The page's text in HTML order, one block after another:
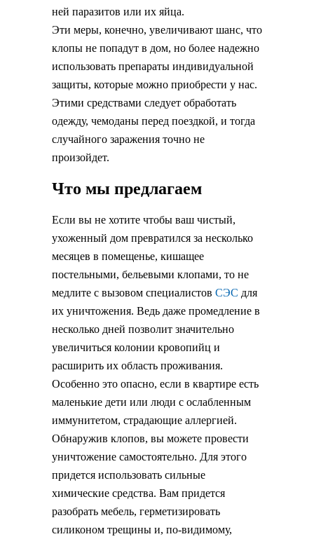
ней паразитов или их яйца.
Эти меры, конечно, увеличивают шанс, что
клопы не попадут в дом, но более надежно
использовать препараты индивидуальной
защиты, которые можно приобрести у нас.
Этими средствами следует обработать
одежду, чемоданы перед поездкой, и тогда
случайного заражения точно не
произойдет.
Что мы предлагаем
Если вы не хотите чтобы ваш чистый,
ухоженный дом превратился за несколько
месяцев в помещенье, кишащее
постельными, бельевыми клопами, то не
медлите с вызовом специалистов СЭС для
их уничтожения. Ведь даже промедление в
несколько дней позволит значительно
увеличиться колонии кровопийц и
расширить их область проживания.
Особенно это опасно, если в квартире есть
маленькие дети или люди с ослабленным
иммунитетом, страдающие аллергией.
Обнаружив клопов, вы можете провести
уничтожение самостоятельно. Для этого
придется использовать сильные
химические средства. Вам придется
разобрать мебель, герметизировать
силиконом трещины и, по-видимому,